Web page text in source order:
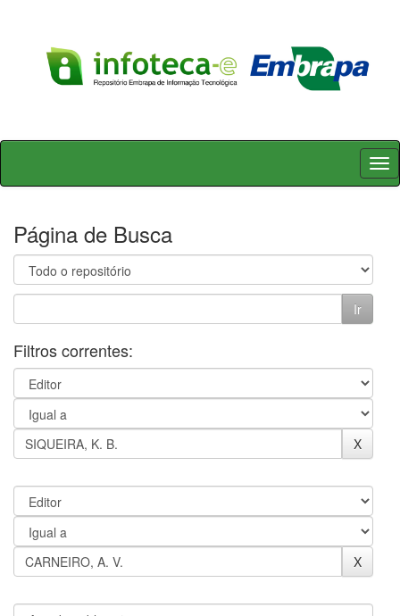
Skip
Página de Busca
Filtros correntes: